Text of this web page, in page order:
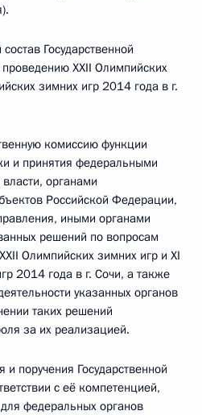
Государственной
XXII Олимпийских
зимних игр 2014 года в г.
комиссию функции
и принятия федеральными
органами
Российской Федерации,
иными органами
решений по вопросам
Олимпийских зимних игр и XI
2014 года в г. Сочи, а также
указанных органов
таких решений
за их реализацией.
поручения Государственной
с её компетенцией,
федеральных органов